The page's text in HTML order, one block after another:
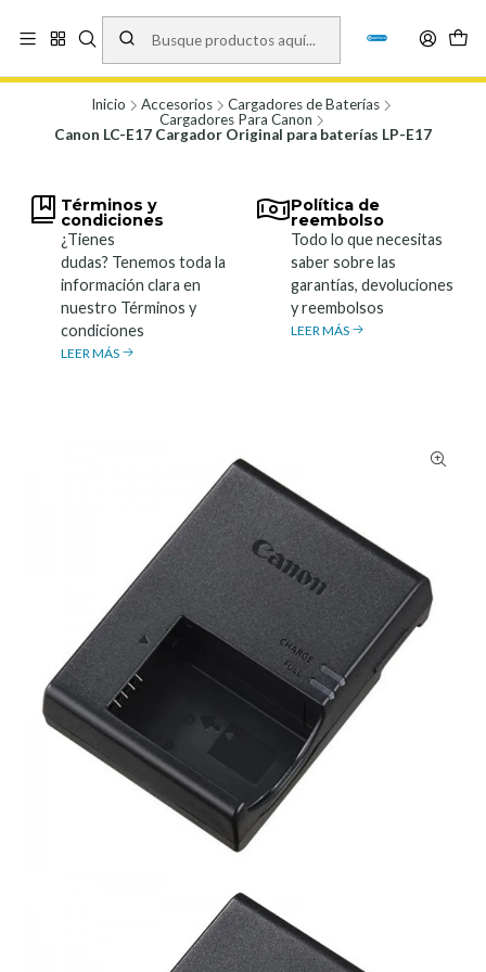
Vísita nuestro local en Los Agustinos 5478, Ñuñoa. Lunes a Viernes 9.30 a
19.00, Sábados 10:00 a 19:00 y Domingos de 10:00 a 17:00
Inicio Accesorios
Cargadores de Baterías
Cargadores Para Canon
Canon LC-E17 Cargador Original para baterías LP-E17
Términos y
condiciones
¿Tienes
dudas? Tenemos toda la
información clara en
nuestro Términos y
condiciones
LEER MÁS
Política de
reembolso
Todo lo que necesitas
saber sobre las
garantías, devoluciones
y reembolsos
LEER MÁS